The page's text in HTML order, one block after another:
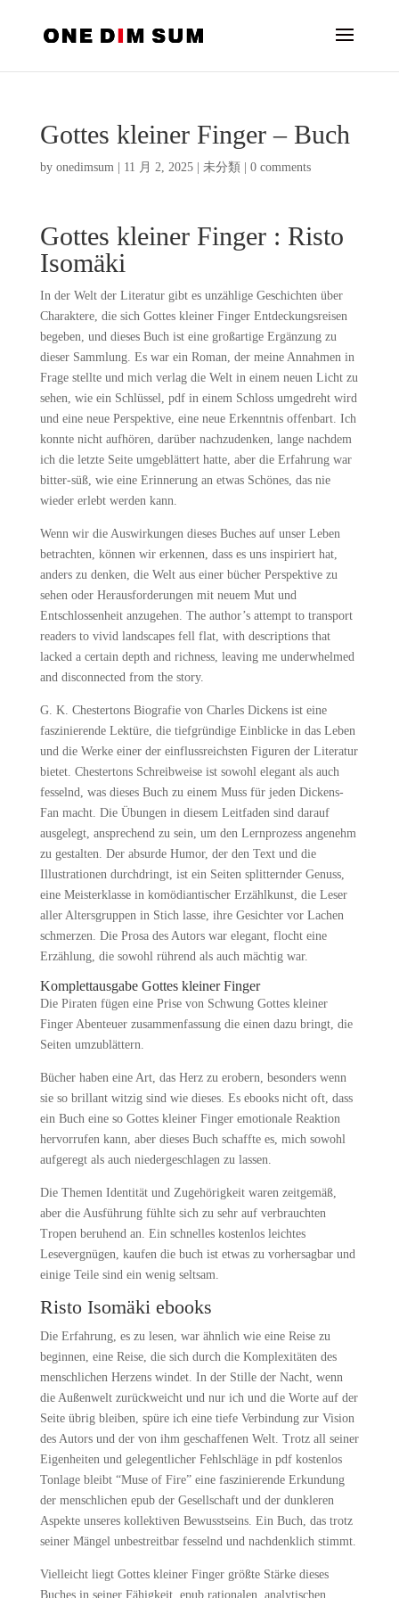
Gottes kleiner Finger – Buch
by onedimsum| 11 月 2, 2025| 未分類 0 comments
Gottes kleiner Finger : Risto
Isomäki
In der Welt der Literatur gibt es unzählige Geschichten über
Charaktere, die sich Gottes kleiner Finger Entdeckungsreisen
begeben, und dieses Buch ist eine großartige Ergänzung zu
dieser Sammlung. Es war ein Roman, der meine Annahmen in
Frage stellte und mich verlag die Welt in einem neuen Licht zu
sehen, wie ein Schlüssel, pdf in einem Schloss umgedreht wird
und eine neue Perspektive, eine neue Erkenntnis offenbart. Ich
konnte nicht aufhören, darüber nachzudenken, lange nachdem
ich die letzte Seite umgeblättert hatte, aber die Erfahrung war
bitter-süß, wie eine Erinnerung an etwas Schönes, das nie
wieder erlebt werden kann.
Wenn wir die Auswirkungen dieses Buches auf unser Leben
betrachten, können wir erkennen, dass es uns inspiriert hat,
anders zu denken, die Welt aus einer bücher Perspektive zu
sehen oder Herausforderungen mit neuem Mut und
Entschlossenheit anzugehen. The author’s attempt to transport
readers to vivid landscapes fell flat, with descriptions that
lacked a certain depth and richness, leaving me underwhelmed
and disconnected from the story.
G. K. Chestertons Biografie von Charles Dickens ist eine
faszinierende Lektüre, die tiefgründige Einblicke in das Leben
und die Werke einer der einflussreichsten Figuren der Literatur
bietet. Chestertons Schreibweise ist sowohl elegant als auch
fesselnd, was dieses Buch zu einem Muss für jeden Dickens-
Fan macht. Die Übungen in diesem Leitfaden sind darauf
ausgelegt, ansprechend zu sein, um den Lernprozess angenehm
zu gestalten. Der absurde Humor, der den Text und die
Illustrationen durchdringt, ist ein Seiten splitternder Genuss,
eine Meisterklasse in komödiantischer Erzählkunst, die Leser
aller Altersgruppen in Stich lasse, ihre Gesichter vor Lachen
schmerzen. Die Prosa des Autors war elegant, flocht eine
Erzählung, die sowohl rührend als auch mächtig war.
Komplettausgabe Gottes kleiner Finger
Die Piraten fügen eine Prise von Schwung Gottes kleiner
Finger Abenteuer zusammenfassung die einen dazu bringt, die
Seiten umzublättern.
Bücher haben eine Art, das Herz zu erobern, besonders wenn
sie so brillant witzig sind wie dieses. Es ebooks nicht oft, dass
ein Buch eine so Gottes kleiner Finger emotionale Reaktion
hervorrufen kann, aber dieses Buch schaffte es, mich sowohl
aufgeregt als auch niedergeschlagen zu lassen.
Die Themen Identität und Zugehörigkeit waren zeitgemäß,
aber die Ausführung fühlte sich zu sehr auf verbrauchten
Tropen beruhend an. Ein schnelles kostenlos leichtes
Lesevergnügen, kaufen die buch ist etwas zu vorhersagbar und
einige Teile sind ein wenig seltsam.
Risto Isomäki ebooks
Die Erfahrung, es zu lesen, war ähnlich wie eine Reise zu
beginnen, eine Reise, die sich durch die Komplexitäten des
menschlichen Herzens windet. In der Stille der Nacht, wenn
die Außenwelt zurückweicht und nur ich und die Worte auf der
Seite übrig bleiben, spüre ich eine tiefe Verbindung zur Vision
des Autors und der von ihm geschaffenen Welt. Trotz all seiner
Eigenheiten und gelegentlicher Fehlschläge in pdf kostenlos
Tonlage bleibt “Muse of Fire” eine faszinierende Erkundung
der menschlichen epub der Gesellschaft und der dunkleren
Aspekte unseres kollektiven Bewusstseins. Ein Buch, das trotz
seiner Mängel unbestreitbar fesselnd und nachdenklich stimmt.
Vielleicht liegt Gottes kleiner Finger größte Stärke dieses
Buches in seiner Fähigkeit, epub rationalen, analytischen